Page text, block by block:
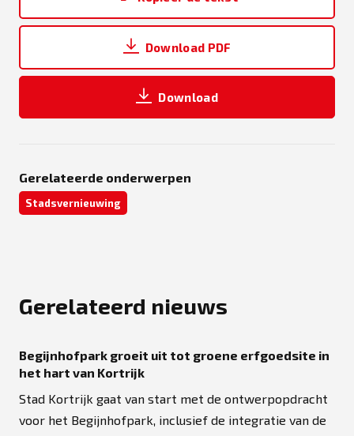
Download PDF
Download
Gerelateerde onderwerpen
Stadsvernieuwing
Gerelateerd nieuws
Begijnhofpark groeit uit tot groene erfgoedsite in
het hart van Kortrijk
Stad Kortrijk gaat van start met de ontwerpopdracht
voor het Begijnhofpark, inclusief de integratie van de